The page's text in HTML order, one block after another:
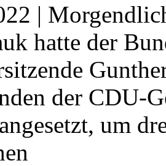
|
hatte der
der CDU-
um